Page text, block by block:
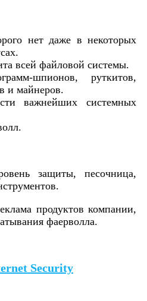
нет даже в некоторых
всей файловой системы.
шпионов, руткитов,
и майнеров.
важнейших системных
защиты, песочница,
продуктов компании,
фаерволла.
Security